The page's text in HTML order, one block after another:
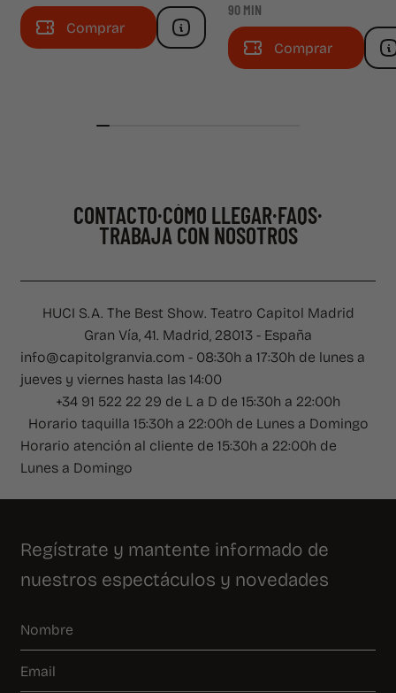
Comprar
90 MIN
Comprar
CONTACTO·CÓMO LLEGAR·FAQS·
TRABAJA CON NOSOTROS
TRABAJA CON NOSOTROS
HUCI S.A. The Best Show. Teatro Capitol Madrid
Gran Vía, 41. Madrid, 28013 - España
info@capitolgranvia.com - 08:30h a 17:30h de lunes a
jueves y viernes hasta las 14:00
+34 91 522 22 29 de L a D de 15:30h a 22:00h
Horario taquilla 15:30h a 22:00h de Lunes a Domingo
Horario atención al cliente de 15:30h a 22:00h de
Lunes a Domingo
Regístrate y mantente informado de
nuestros espectáculos y novedades